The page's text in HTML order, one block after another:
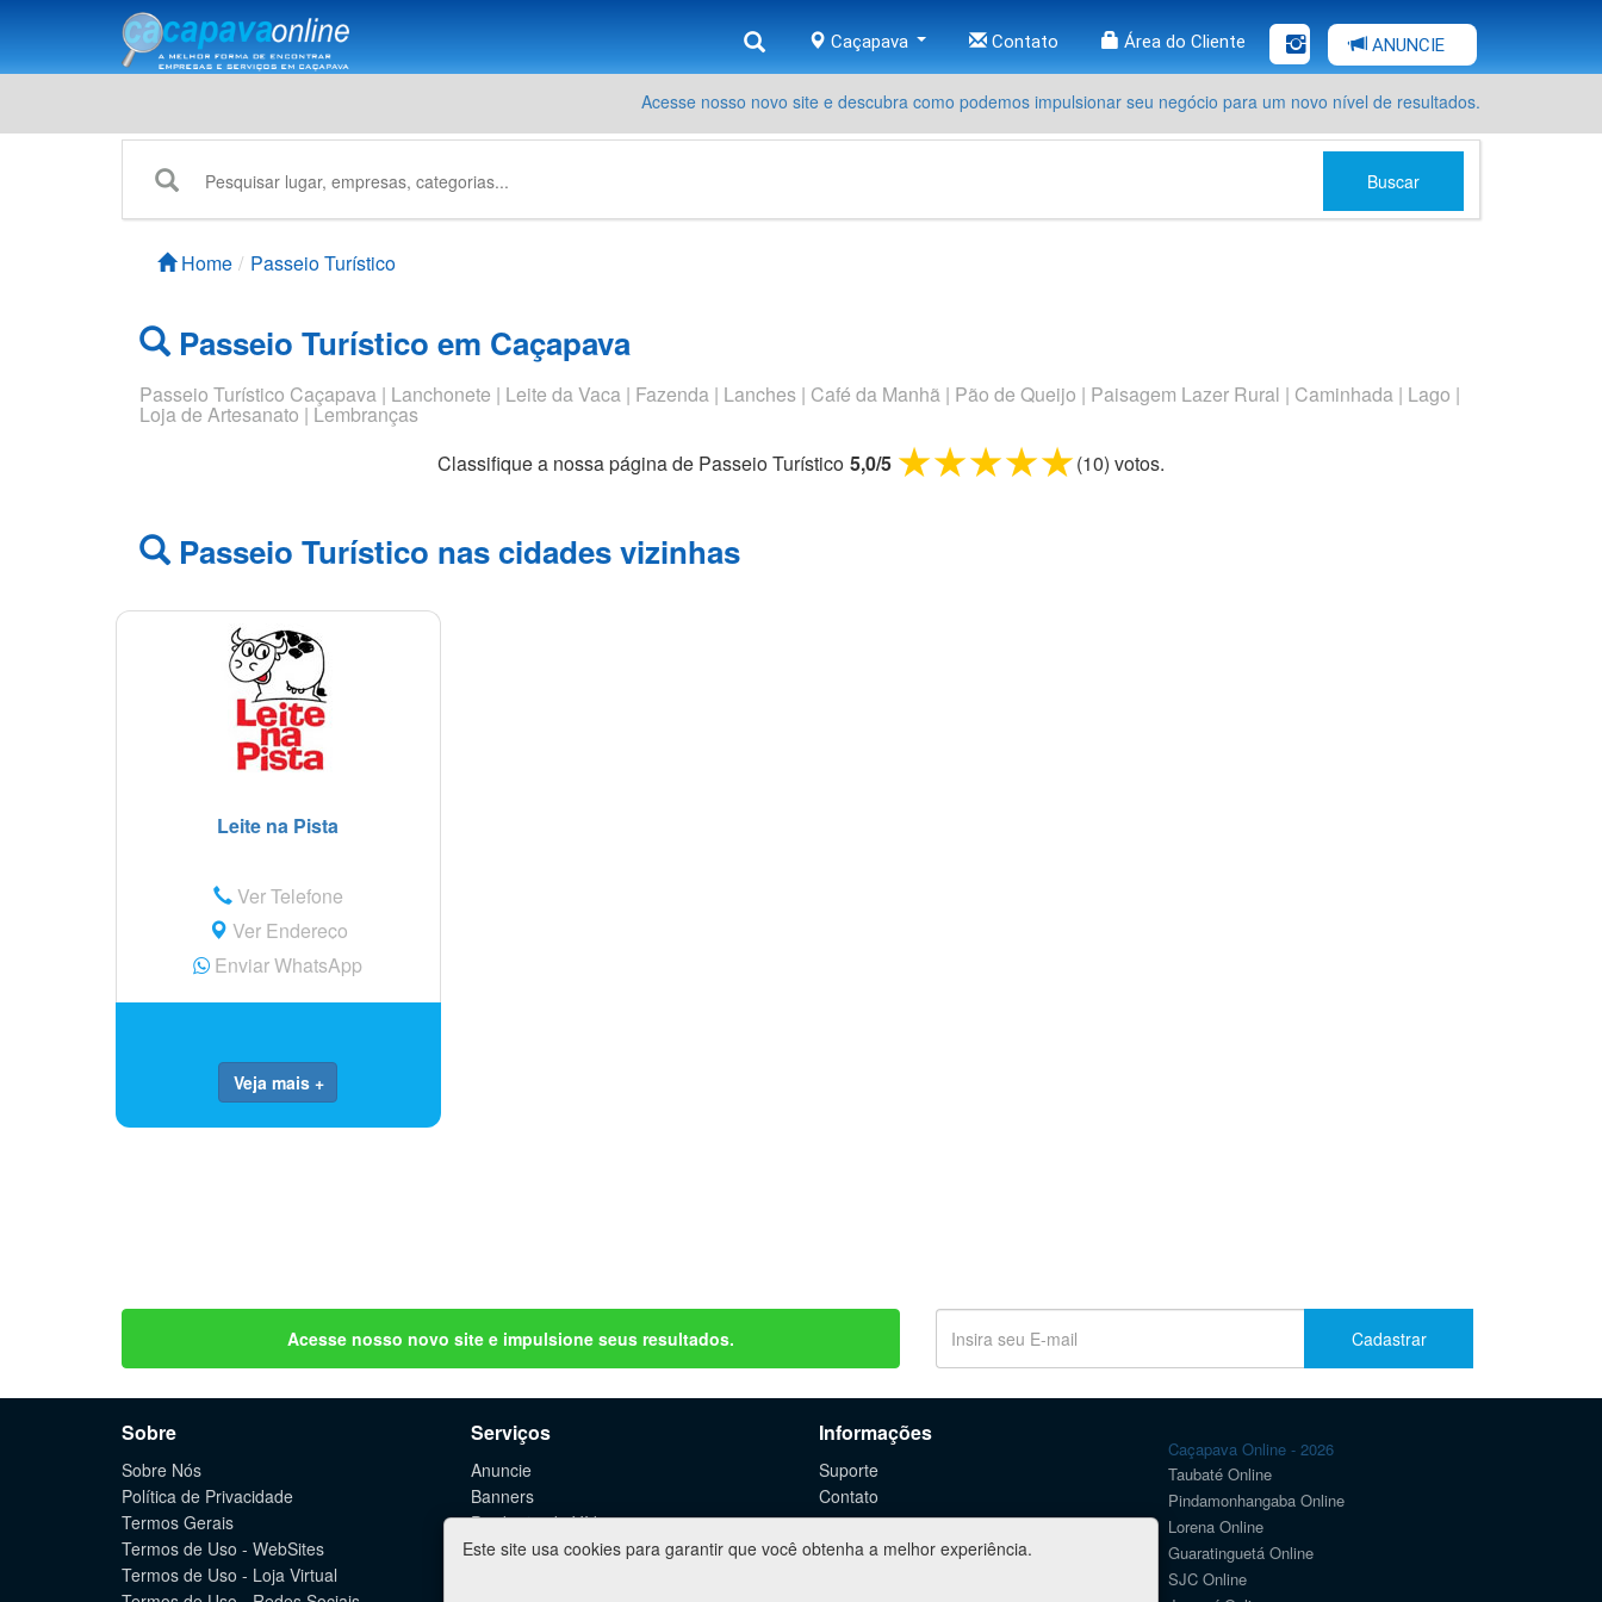
Este site usa cookies para garantir que você obtenha a melhor experiência.
Caçapava Contato Área do Cliente ANUNCIE
Acesse nosso novo site e descubra como podemos impulsionar seu negócio para um novo nível de resultados.
Buscar
Home Passeio Turístico
Passeio Turístico em Caçapava
Passeio Turístico Caçapava | Lanchonete | Leite da Vaca | Fazenda | Lanches | Café da Manhã | Pão de Queijo | Paisagem Lazer Rural | Caminhada | Lago |
Loja de Artesanato | Lembranças
Classifique a nossa página de Passeio Turístico 5,0/5 5 stars
4 stars
3 stars
2 stars
1 star (10) votos.
Passeio Turístico nas cidades vizinhas
Leite na Pista
Ver Telefone
Ver Endereço
Enviar WhatsApp
Veja mais +
Acesse nosso novo site e impulsione seus resultados. Cadastrar
Sobre
Sobre Nós
Política de Privacidade
Termos Gerais
Termos de Uso - WebSites
Termos de Uso - Loja Virtual
Serviços
Anuncie
Banners
Produção de Vídeos
Criação de WebSites
Informações
Suporte
Contato
Caçapava Online - 2026
Taubaté Online
Pindamonhangaba Online
Lorena Online
Guaratinguetá Online
SJC Online